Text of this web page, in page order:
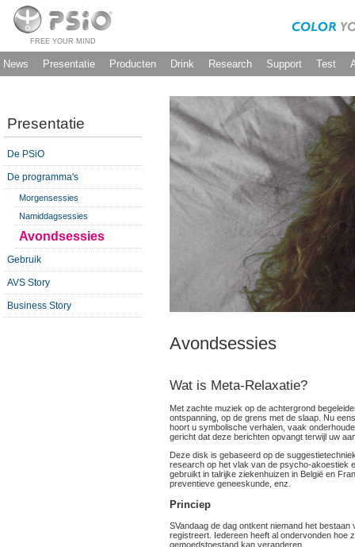
FREE YOUR MIND
News Presentatie Producten Drink Research Support Test
Presentatie
De PSiO
De programma's
Morgensessies
Namiddagsessies
Avondsessies
Gebruik
AVS Story
Business Story
Avondsessies
Wat is Meta-Relaxatie?
Met zachte muziek op de achtergrond
ontspanning, op de grens met de slaap. Nu
hoort u symbolische verhalen, vaak
gericht dat deze berichten opvangt terwijl uw
Deze disk is gebaseerd op de
research op het vlak van de psycho-akoestiek
gebruikt in talrijke ziekenhuizen in België en
preventieve geneeskunde, enz.
Princiep
SVandaag de dag ontkent niemand het
registreert. Iedereen heeft al ondervonden hoe
gemoedstoestand kan veranderen.